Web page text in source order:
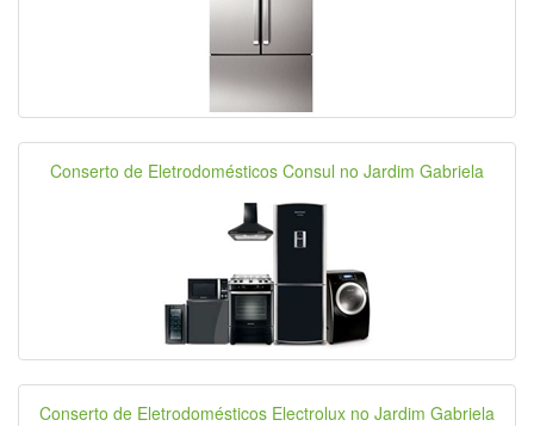
Conserto de Eletrodomésticos Consul no Jardim Gabriela
Conserto de Eletrodomésticos Electrolux no Jardim Gabriela